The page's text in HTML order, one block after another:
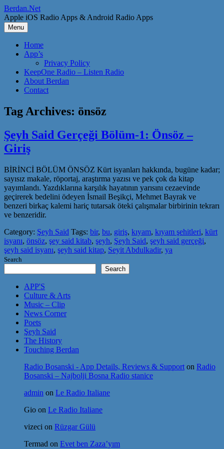
Skip
to
content
Berdan.Net
Apple iOS Radio Apps & Android Radio Apps
Menu
Home
App’s
Privacy Policy
KeepOne Radio – Listen Radio
About Berdan
Contact
Tag Archives: önsöz
Şeyh Said Gerçeği Bölüm-1: Önsöz –
Giriş
BİRİNCİ BÖLÜM ÖNSÖZ Kürt isyanları hakkında, bugüne kadar;
sayısız makale, röportaj, araştırma yazısı ve pek çok da kitap
yayımlandı. Yazdıklarına karşılık hayatının yarısını cezaevinde
geçirerek bedelini ödeyen İsmail Beşikçi, Mehmet Bayrak ve
benzeri birkaç kalemi hariç tutarsak öteki çalışmalar birbirinin tekrarı
ve benzeridir.
Category: Şeyh Said Tags: bir, bu, giriş, kıyam, kıyam şehitleri, kürt
isyanı, önsöz, şey said kitab, şeyh, Şeyh Said, şeyh said gerçeği,
şeyh said isyanı, şeyh said kitap, Seyit Abdulkadir, ya
Search
Search
APP'S
Culture & Arts
Music – Clip
News Corner
Poets
Şeyh Said
The History
Touching Berdan
Radio Bosanski - App Details, Reviews & Support on Radio
Bosanski – Najbolji Bosna Radio stanice
admin on Le Radio Italiane
Gio on Le Radio Italiane
vizeci on Rüzgar Gülü
Termad on Evet ben Zaza’yım